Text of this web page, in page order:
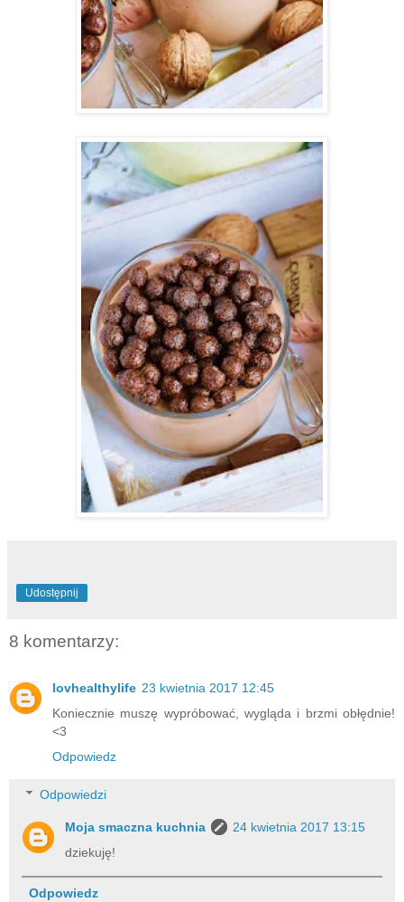
Udostępnij
8 komentarzy:
lovhealthylife 23 kwietnia 2017 12:45
Koniecznie muszę wypróbować, wygląda i brzmi obłędnie!
<3
Odpowiedz
Odpowiedzi
Moja smaczna kuchnia
24 kwietnia 2017 13:15
dziekuję!
Odpowiedz